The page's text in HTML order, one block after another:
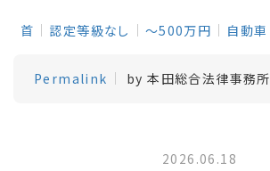
首 認定等級なし ～500万円 自動車
Permalink by 本田総合法律事務所
2026.06.18